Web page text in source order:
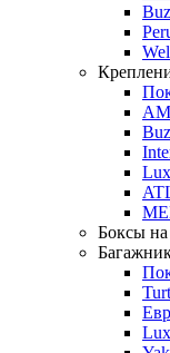
Боксы
Lux